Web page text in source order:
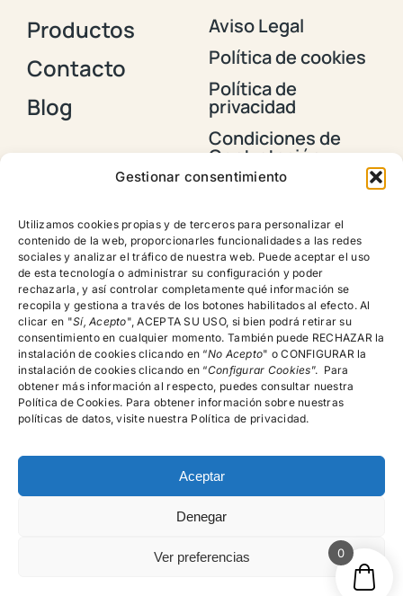
Gestionar consentimiento
Utilizamos cookies propias y de terceros para personalizar el
contenido de la web, proporcionarles funcionalidades a las redes
sociales y analizar el tráfico de nuestra web. Puede aceptar el uso
de esta tecnología o administrar su configuración y poder
rechazarla, y así controlar completamente qué información se
recopila y gestiona a través de los botones habilitados al efecto. Al
clicar en "Sí, Acepto", ACEPTA SU USO, si bien podrá retirar su
consentimiento en cualquier momento. También puede RECHAZAR la
instalación de cookies clicando en “No Acepto" o CONFIGURAR la
instalación de cookies clicando en “Configurar Cookies”. Para
obtener más información al respecto, puedes consultar nuestra
Política de Cookies. Para obtener información sobre nuestras
políticas de datos, visite nuestra Política de privacidad.
Aceptar
Denegar
Ver preferencias
Productos
Contacto
Blog
Aviso Legal
Política de cookies
Política de
privacidad
Condiciones de
Contratación y
Envios
devoluciones,
reembolsos y
cancelación de
pedidos
Encuéntranos!
615.996.522
C/Rector Lucena, Nº 15-19, 4º A, Salamanca
reservados
0